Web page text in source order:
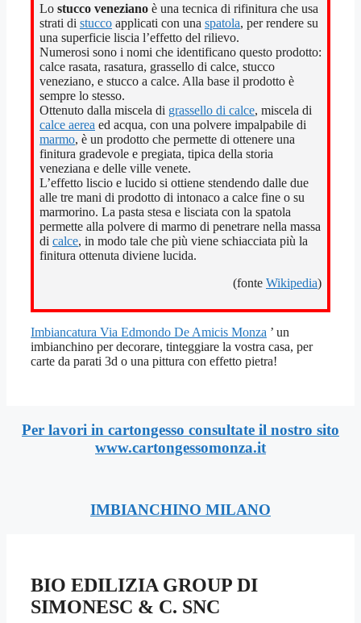
Lo stucco veneziano è una tecnica di rifinitura che usa
strati di stucco applicati con una spatola, per rendere su
una superficie liscia l’effetto del rilievo.
Numerosi sono i nomi che identificano questo prodotto:
calce rasata, rasatura, grassello di calce, stucco
veneziano, e stucco a calce. Alla base il prodotto è
sempre lo stesso.
Ottenuto dalla miscela di grassello di calce, miscela di
calce aerea ed acqua, con una polvere impalpabile di
marmo, è un prodotto che permette di ottenere una
finitura gradevole e pregiata, tipica della storia
veneziana e delle ville venete.
L’effetto liscio e lucido si ottiene stendendo dalle due
alle tre mani di prodotto di intonaco a calce fine o su
marmorino. La pasta stesa e lisciata con la spatola
permette alla polvere di marmo di penetrare nella massa
di calce, in modo tale che più viene schiacciata più la
finitura ottenuta diviene lucida.
(fonte Wikipedia)
Imbiancatura Via Edmondo De Amicis Monza ’ un
imbianchino per decorare, tinteggiare la vostra casa, per
carte da parati 3d o una pittura con effetto pietra!
Per lavori in cartongesso consultate il nostro sito
www.cartongessomonza.it
IMBIANCHINO MILANO
BIO EDILIZIA GROUP DI
SIMONESC & C. SNC